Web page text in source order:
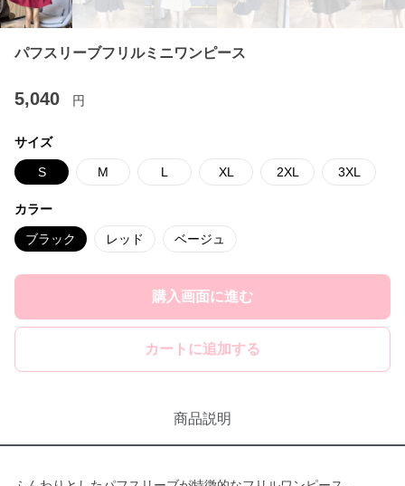
パフスリーブフリルミニワンピース
5,040 円
サイズ
S M L XL 2XL 3XL
カラー
ブラック レッド ベージュ
購入画面に進む
カートに追加する
商品説明